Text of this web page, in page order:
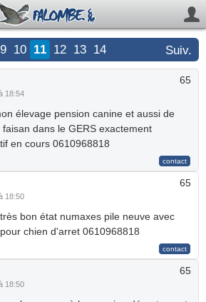
Suiv.
9 10 11 12 13 14
18:54
65
élevage pension canine et aussi de
dans le GERS exactement
en cours 0610968818
18:50
65
bon état numaxes pile neuve avec
chien d'arret 0610968818
18:50
65